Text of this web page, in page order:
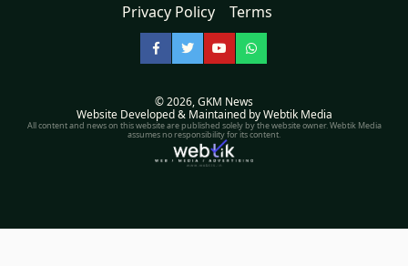
Privacy Policy Terms
Facebook
TwitterYouTubeWhatsApp
© 2026,GKM News
Website Developed & Maintained by Webtik Media
All content and news on this website are published solely by the website owner. Webtik Media
assumes no responsibility for its content.